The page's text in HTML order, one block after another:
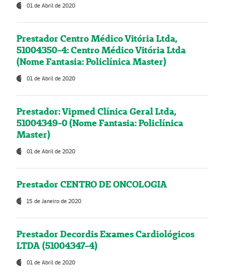
01 de Abril de 2020
Prestador Centro Médico Vitória Ltda,
51004350-4: Centro Médico Vitória Ltda
(Nome Fantasia: Policlínica Master)
01 de Abril de 2020
Prestador: Vipmed Clínica Geral Ltda,
51004349-0 (Nome Fantasia: Policlínica
Master)
01 de Abril de 2020
Prestador CENTRO DE ONCOLOGIA
15 de Janeiro de 2020
Prestador Decordis Exames Cardiológicos
LTDA (51004347-4)
01 de Abril de 2020